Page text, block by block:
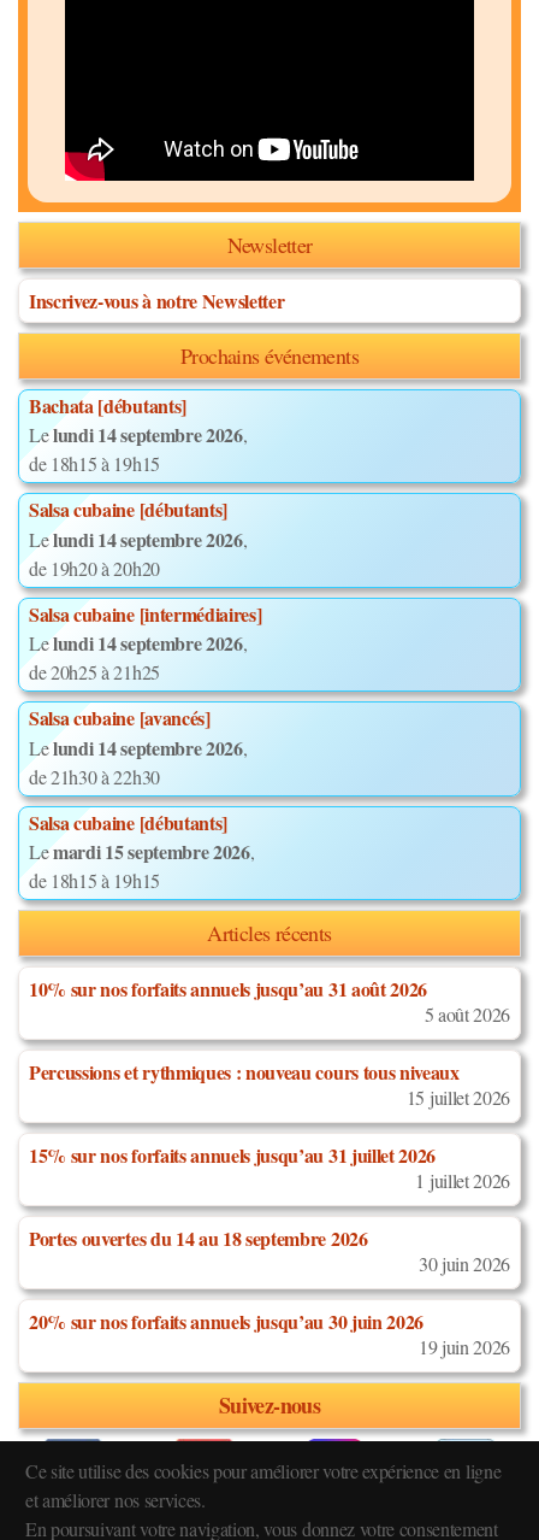
Newsletter
Inscrivez-vous à notre Newsletter
Prochains événements
Bachata [débutants]
Lelundi 14 septembre 2026,
de 18h15 à 19h15
Salsa cubaine [débutants]
Lelundi 14 septembre 2026,
de 19h20 à 20h20
Salsa cubaine [intermédiaires]
Lelundi 14 septembre 2026,
de 20h25 à 21h25
Salsa cubaine [avancés]
Lelundi 14 septembre 2026,
de 21h30 à 22h30
Salsa cubaine [débutants]
Lemardi 15 septembre 2026,
de 18h15 à 19h15
Articles récents
10% sur nos forfaits annuels jusqu’au 31 août 2026
5 août 2026
Percussions et rythmiques : nouveau cours tous niveaux
15 juillet 2026
15% sur nos forfaits annuels jusqu’au 31 juillet 2026
1 juillet 2026
Portes ouvertes du 14 au 18 septembre 2026
30 juin 2026
20% sur nos forfaits annuels jusqu’au 30 juin 2026
19 juin 2026
Suivez-nous
Ce site utilise des cookies pour améliorer votre expérience en ligne
et améliorer nos services.
En poursuivant votre navigation, vous donnez votre consentement